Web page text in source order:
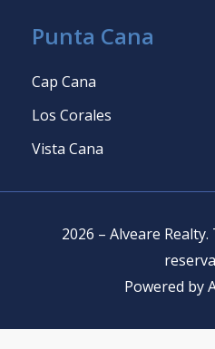
Punta Cana
Cap Cana
Los Corales
Vista Cana
2026 – Alveare Realty.
Powered by